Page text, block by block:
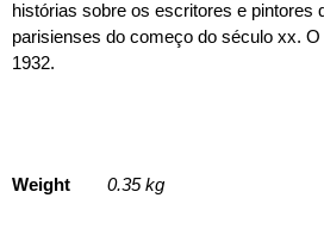
histórias sobre os escritores e pintores
parisienses do começo do século xx.
1932.
Weight 0.35 kg